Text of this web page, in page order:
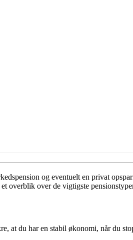
og eventuelt en privat
overblik over de vigtigste
at du har en stabil økonomi, når du